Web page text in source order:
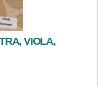
VIOLA,